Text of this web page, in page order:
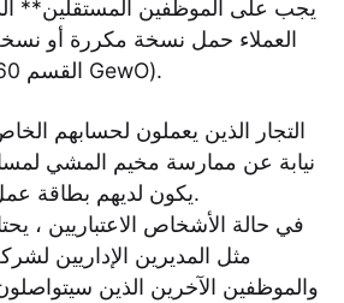
العملاء حمل نسخة مكررة أو
عمل السفر (القسم 60 ج (2) GewO).
نيابة عن ممارسة مخيم المشي
يكون لديهم بطاقة عمل السفر الخاصة بهم.
في حالة الأشخاص الاعتباريين ،